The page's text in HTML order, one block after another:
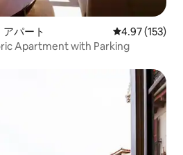
パート レビュー153
4.97 (153)
Apartment with Parking